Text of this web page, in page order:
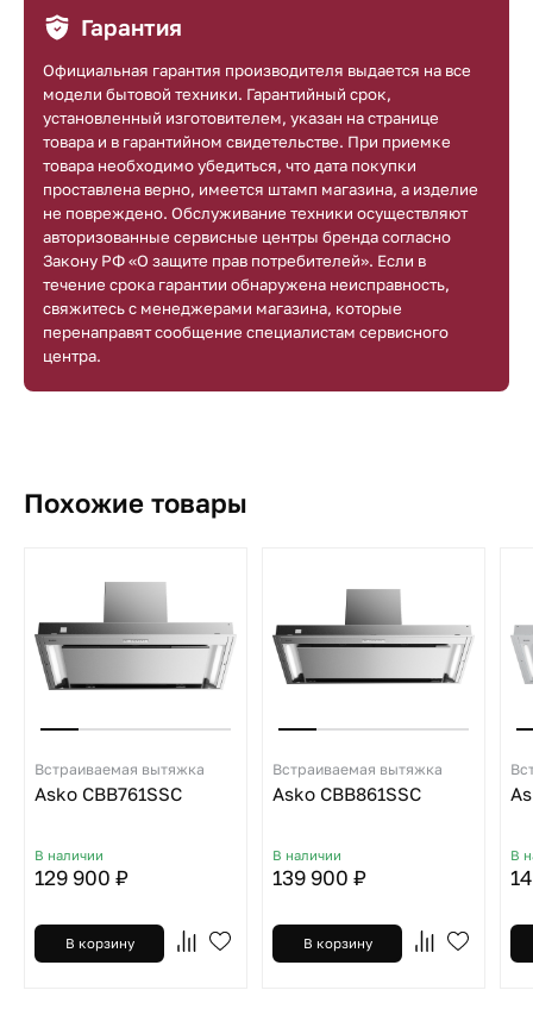
Гарантия
Официальная гарантия производителя выдается на все
модели бытовой техники. Гарантийный срок,
установленный изготовителем, указан на странице
товара и в гарантийном свидетельстве. При приемке
товара необходимо убедиться, что дата покупки
проставлена верно, имеется штамп магазина, а изделие
не повреждено. Обслуживание техники осуществляют
авторизованные сервисные центры бренда согласно
Закону РФ «О защите прав потребителей». Если в
течение срока гарантии обнаружена неисправность,
свяжитесь с менеджерами магазина, которые
перенаправят сообщение специалистам сервисного
центра.
Похожие товары
Встраиваемая вытяжка
Asko CBB761SSC
В наличии
129 900 ₽
В корзину
Встраиваемая вытяжка
Asko CBB861SSC
В наличии
139 900 ₽
В корзину
В